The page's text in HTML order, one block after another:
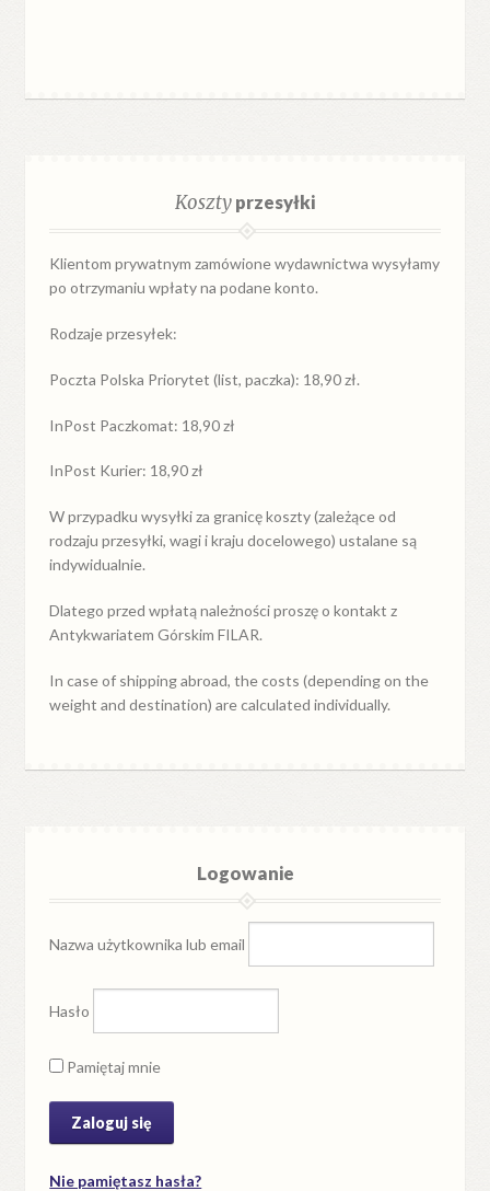
Kosztyprzesyłki
Klientom prywatnym zamówione wydawnictwa wysyłamy
po otrzymaniu wpłaty na podane konto.
Rodzaje przesyłek:
Poczta Polska Priorytet (list, paczka): 18,90 zł.
InPost Paczkomat: 18,90 zł
InPost Kurier: 18,90 zł
W przypadkuwysyłkiza granicękoszty (zależące od
rodzaju przesyłki, wagi i kraju docelowego) ustalane są
indywidualnie.
Dlatego przed wpłatą należności proszę o kontakt z
Antykwariatem Górskim FILAR.
In case of shipping abroad, the costs (depending on the
weight and destination) are calculated individually.
Logowanie
Nazwa użytkownika lub email
Hasło
Pamiętaj mnie
Nie pamiętasz hasła?